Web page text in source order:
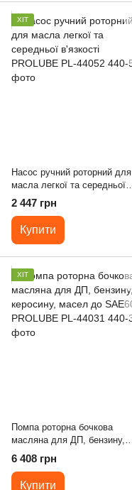
ХІТ
Насос ручний роторний для
масла легкої та середньої
в'язкості PROLUBE ​PL-44052
2 447 грн
Купити
ХІТ
Помпа роторна бочкова
масляна для ДП, бензину,
керосину, масел до SAE60
PROLUBE ​PL-44031
6 408 грн
Купити